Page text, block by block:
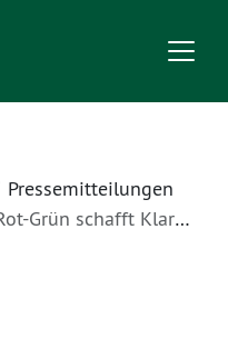
Pressemitteilungen
beim Kommunalwahlgesetz